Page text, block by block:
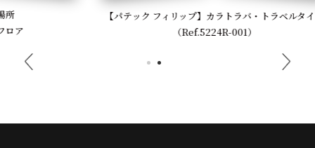
【パテック フィリップ】カラトラバ・トラベルタイム
（Ref.5224R-001）